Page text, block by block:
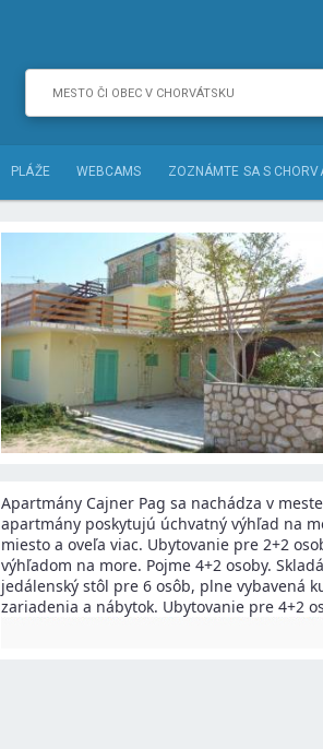
PLÁŽE WEBCAMS ZOZNÁMTE SA S
Apartmány Cajner Pag sa nachádza v
apartmány poskytujú úchvatný výhľad na
miesto a oveľa viac. Ubytovanie pre 2+2
výhľadom na more. Pojme 4+2 osoby.
jedálenský stôl pre 6 osôb, plne vybavená
zariadenia a nábytok. Ubytovanie pre 4+2